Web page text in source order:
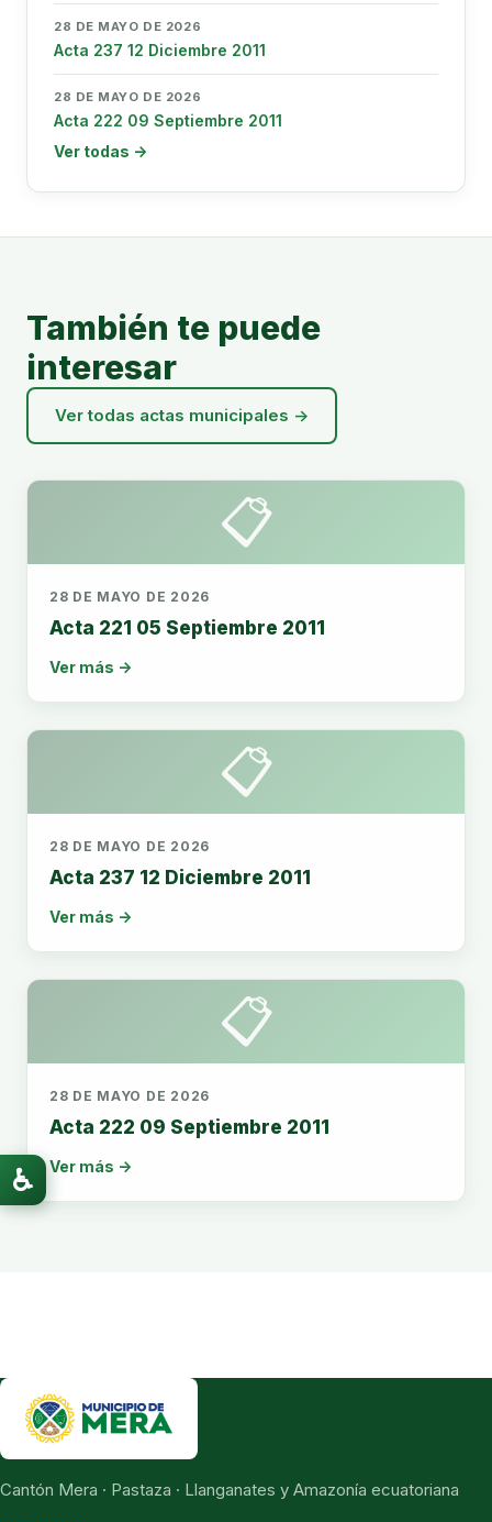
28 DE MAYO DE 2026
Acta 237 12 Diciembre 2011
28 DE MAYO DE 2026
Acta 222 09 Septiembre 2011
Ver todas →
También te puede
interesar
Ver todas actas municipales →
📋
28 DE MAYO DE 2026
Acta 221 05 Septiembre 2011
Ver más →
📋
28 DE MAYO DE 2026
Acta 237 12 Diciembre 2011
Ver más →
📋
28 DE MAYO DE 2026
Acta 222 09 Septiembre 2011
Ver más →
Cantón Mera · Pastaza · Llanganates y Amazonía ecuatoriana
♿